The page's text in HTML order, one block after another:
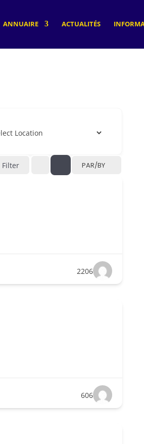
ANNUAIRE ACTUALITÉS
Filter PAR/BY
2206
606